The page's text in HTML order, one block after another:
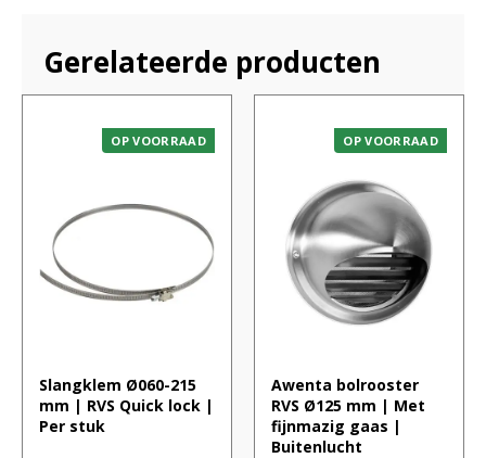
Gerelateerde producten
OP VOORRAAD
Slangklem Ø060-215
mm | RVS Quick lock |
Per stuk
OP VOORRAAD
Awenta bolrooster
RVS Ø125 mm | Met
fijnmazig gaas |
Buitenlucht